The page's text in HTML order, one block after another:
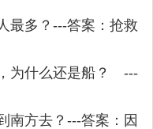
最多？---答案：抢救
为什么还是船？ ---
南方去？---答案：因